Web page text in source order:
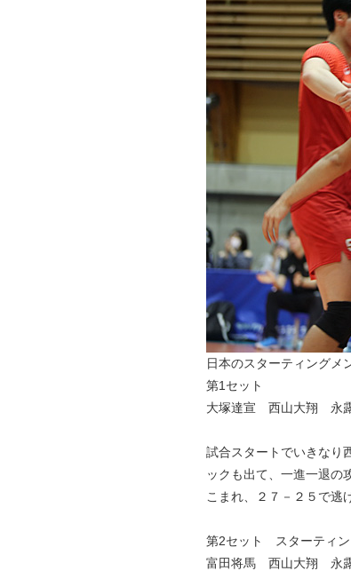
日本のスターティングメ
第1セット
大塚達宣 西山大翔 永
試合スタートでいきなり
ックも出て、一進一退の
こまれ、２７－２５で逃
第2セット スターティン
富田将馬 西山大翔 永